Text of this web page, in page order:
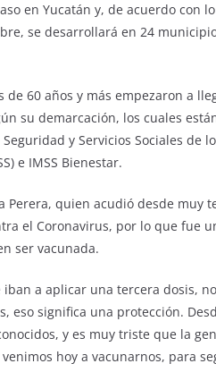
en Yucatán y, de acuerdo con
se desarrollará en 24
60 años y más empezaron a
su demarcación, los cuales
y Servicios Sociales de
e IMSS Bienestar.
Perera, quien acudió desde muy
el Coronavirus, por lo que fue
ser vacunada.
a aplicar una tercera dosis,
eso significa una protección.
y es muy triste que la
hoy a vacunarnos, para